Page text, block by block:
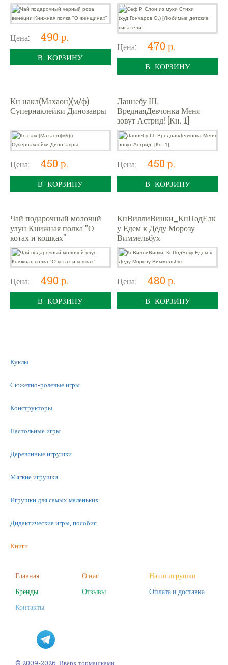
Цена: 490 р.
В КОРЗИНУ
Цена: 470 р.
В КОРЗИНУ
Кн.накл(Махаон)(м/ф)
Супернаклейки Динозавры
Цена: 450 р.
В КОРЗИНУ
Ланнебу Ш.
ВреднаяДевчонка Меня
зовут Астрид! [Кн. 1]
Цена: 450 р.
В КОРЗИНУ
Чай подарочный молочнй
улун Книжная полка "О
котах и кошках"
Цена: 490 р.
В КОРЗИНУ
КнВиллиВинки_КнПодЕлк
у Едем к Деду Морозу
Виммельбух
Цена: 480 р.
В КОРЗИНУ
Куклы
Сюжетно-ролевые игры
Конструкторы
Настольные игры
Деревянные игрушки
Мягкие игрушки
Игрушки для самых маленьких
Дидактические игры, пособия
Книги
Фигурки
Наборы для творчества
Пазлы
Главная О нас
Наши игрушки
Бренды
Отзывы
Оплата и доставка
Контакты
© 2009-2026, Вверх тормашками